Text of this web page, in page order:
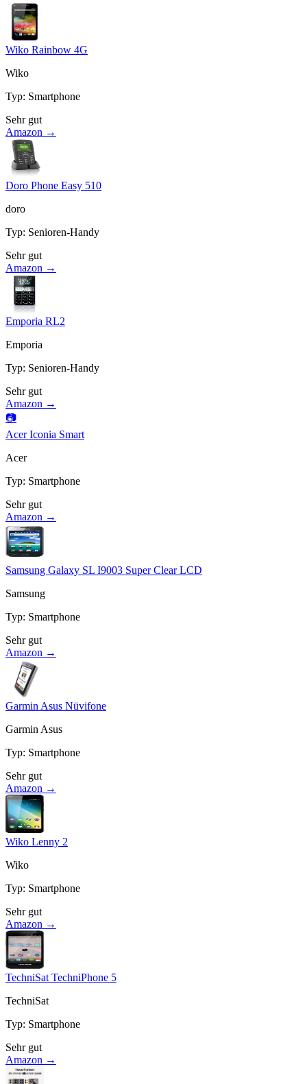
Wiko Rainbow 4G
Wiko
Typ: Smartphone
Sehr gut
Amazon →
Doro Phone Easy 510
doro
Typ: Senioren-Handy
Sehr gut
Amazon →
Emporia RL2
Emporia
Typ: Senioren-Handy
Sehr gut
Amazon →
📷
Acer Iconia Smart
Acer
Typ: Smartphone
Sehr gut
Amazon →
Samsung Galaxy SL I9003 Super Clear LCD
Samsung
Typ: Smartphone
Sehr gut
Amazon →
Garmin Asus Nüvifone
Garmin Asus
Typ: Smartphone
Sehr gut
Amazon →
Wiko Lenny 2
Wiko
Typ: Smartphone
Sehr gut
Amazon →
TechniSat TechniPhone 5
TechniSat
Typ: Smartphone
Sehr gut
Amazon →